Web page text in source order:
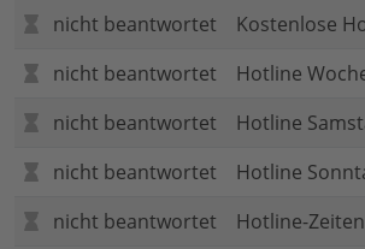
nicht beantwortet
Kostenlose
nicht beantwortet
Hotline
nicht beantwortet
Hotline
nicht beantwortet
Hotline
nicht beantwortet
Hotline-